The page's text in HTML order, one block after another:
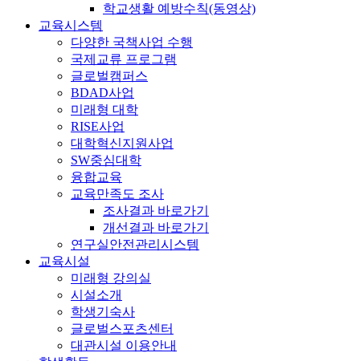
학교생활 예방수칙(동영상)
교육시스템
다양한 국책사업 수행
국제교류 프로그램
글로벌캠퍼스
BDAD사업
미래형 대학
RISE사업
대학혁신지원사업
SW중심대학
융합교육
교육만족도 조사
조사결과 바로가기
개선결과 바로가기
연구실안전관리시스템
교육시설
미래형 강의실
시설소개
학생기숙사
글로벌스포츠센터
대관시설 이용안내